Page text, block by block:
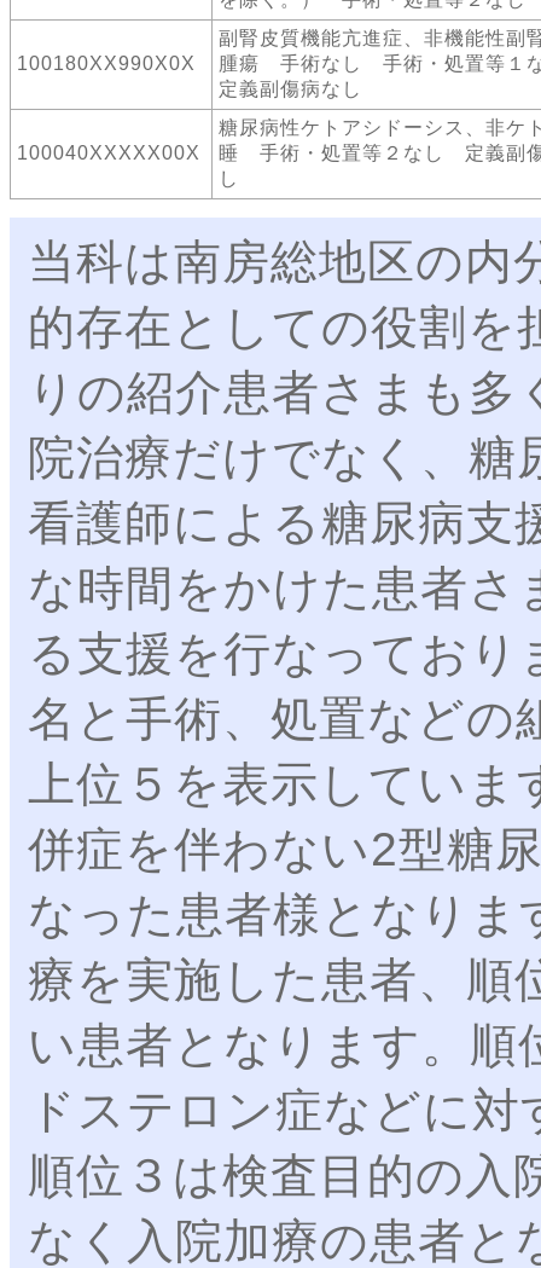
100180XX990X0X
副腎皮質機能亢進症、非機能性副
腫瘍 手術なし 手術・処置等
定義副傷病なし
100040XXXXX00X
糖尿病性ケトアシドーシス、非ケ
睡 手術・処置等２なし 定義副
し
当科は南房総地区の内
的存在としての役割を
りの紹介患者さまも
院治療だけでなく、糖
看護師による糖尿病支
な時間をかけた患者
る支援を行なっており
名と手術、処置などの
上位５を表示してい
併症を伴わない2型糖
なった患者様となり
療を実施した患者、順
い患者となります。順
ドステロン症などに
順位３は検査目的の入
なく入院加療の患者と